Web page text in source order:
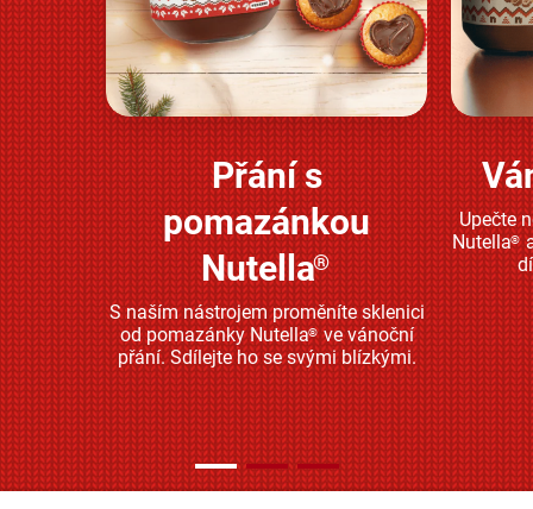
Zjistěte více
Přání s
pomazánkou
Nutella®
S naším nástrojem proměníte sklenici
od pomazánky Nutella®ve vánoční
přání. Sdílejte ho se svými blízkými.
Upečte
Nutella®